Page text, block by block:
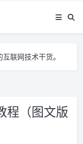
联网技术干货。
程（图文版